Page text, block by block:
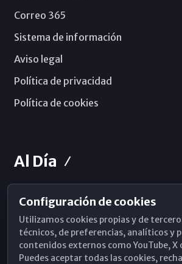
Correo 365
Sistema de información
Aviso legal
Política de privacidad
Política de cookies
Al Día
Horarios de Misa
Hemeroteca
WhatsApp
Configuración de cookies
Utilizamos cookies propias y de
técnicos, de preferencias, analíticos y
contenidos externos como YouTube, X
Puedes aceptar todas las cookies,